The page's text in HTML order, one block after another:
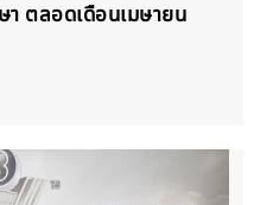
า ตลอดเดือนเมษายน